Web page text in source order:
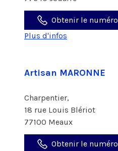
Obtenir le numéro
Plus d'infos
Artisan MARONNE
Charpentier,
18 rue Louis Blériot
77100 Meaux
Obtenir le numéro